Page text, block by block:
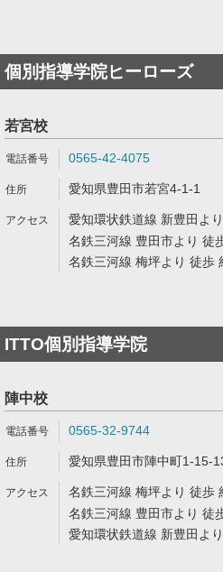
個別指導学院ヒーローズ
若宮校
0565-42-4075
愛知県豊田市若宮4-1-1
愛知環状鉄道線 新豊田よ
名鉄三河線 豊田市より 徒
名鉄三河線 梅坪より 徒歩
ITTO個別指導学院
陣中校
0565-32-9744
愛知県豊田市陣中町1-15-
名鉄三河線 梅坪より 徒歩
名鉄三河線 豊田市より 徒
愛知環状鉄道線 新豊田よ